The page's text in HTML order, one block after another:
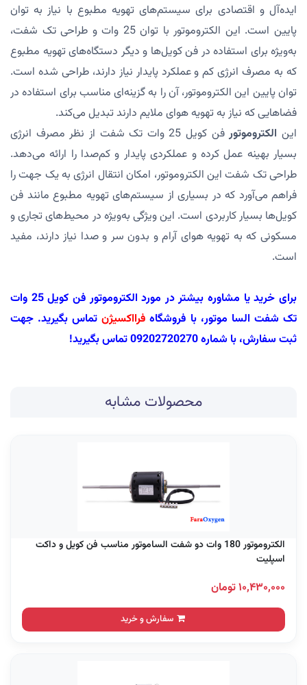
ایده‌آل و اقتصادی برای سیستم‌های تهویه مطبوع با نیاز به توان
پایین است. این الکتروموتور با توان 25 وات و طراحی تک شفت،
به‌ویژه برای استفاده در فن کویل‌ها و دیگر دستگاه‌های تهویه مطبوع
که به مصرف انرژی کم و عملکرد پایدار نیاز دارند، طراحی شده است.
توان پایین این الکتروموتور، آن را به گزینه‌ای مناسب برای استفاده در
فضاهایی که نیاز به تهویه هوای ملایم دارند تبدیل می‌کند.
این الکتروموتور
فن کویل 25 وات تک شفت از نظر مصرف انرژی
بسیار بهینه عمل کرده و عملکردی پایدار و کم‌صدا را ارائه می‌دهد.
طراحی تک شفت این الکتروموتور، امکان انتقال انرژی به یک جهت را
فراهم می‌آورد که در بسیاری از سیستم‌های تهویه مطبوع مانند فن
کویل‌ها بسیار کاربردی است. این ویژگی به‌ویژه در محیط‌های تجاری و
مسکونی که به تهویه هوای آرام و بدون سر و صدا نیاز دارند، مفید
است.
برای خرید یا مشاوره بیشتر در مورد الکتروموتور فن کویل 25 وات
تک شفت السا موتور، با فروشگاه فرااکسیژن تماس بگیرید. جهت
ثبت سفارش، با شماره 09202720270 تماس بگیرید!
محصولات مشابه
الکتروموتور 180 وات دو شفت الساموتور مناسب فن کویل و داکت
اسپلیت
۱۰,۴۳۰,۰۰۰ تومان
سفارش و خرید